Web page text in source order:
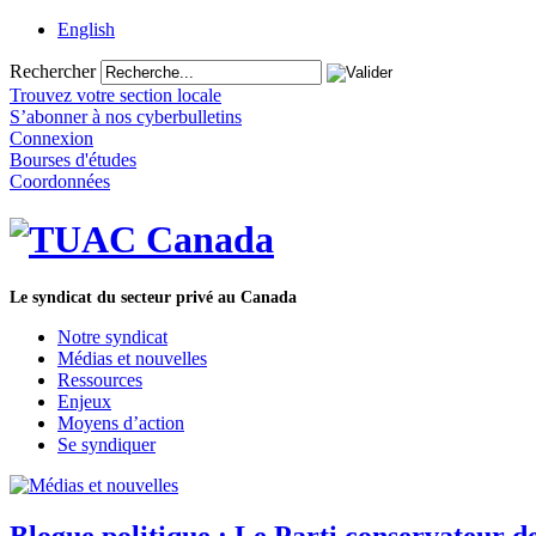
English
Rechercher
Trouvez votre section locale
S’abonner à nos cyberbulletins
Connexion
Bourses d'études
Coordonnées
Le syndicat du secteur privé au Canada
Notre syndicat
Médias et nouvelles
Ressources
Enjeux
Moyens d’action
Se syndiquer